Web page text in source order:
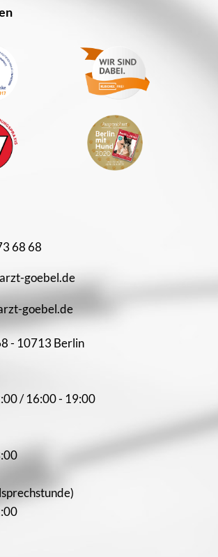
68 68
goebel.de
goebel.de
- 10713 Berlin
/ 16:00 - 19:00